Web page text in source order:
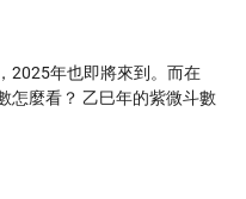
2025年也即將來到。而在
怎麼看？ 乙巳年的紫微斗數